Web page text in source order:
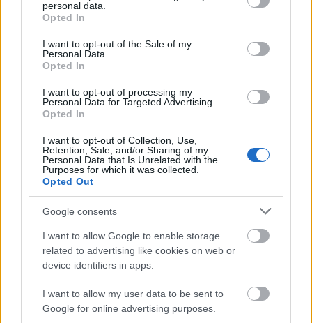
grant or deny consent to Google and its third-party tags to
use your data for below specified purposes in below Google
consent section.
personal data.
Opted In
I want to opt-out of the Sale of my
Personal Data.
Opted In
I want to opt-out of processing my
Personal Data for Targeted Advertising.
Opted In
I want to opt-out of Collection, Use,
Retention, Sale, and/or Sharing of my
Personal Data that Is Unrelated with the
Purposes for which it was collected.
Opted Out
Google consents
I want to allow Google to enable storage
related to advertising like cookies on web or
device identifiers in apps.
I want to allow my user data to be sent to
Google for online advertising purposes.
«Κάθε Πέμπτη κύριε Γκρην»: Ένα ταξίδι ανθρωπιάς,
αποδοχής και συγκίνησης – Ο σκηνοθέτης Κώστας
πότισμα